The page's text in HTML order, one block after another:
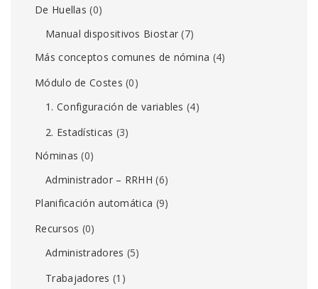
De Huellas (0)
Manual dispositivos Biostar (7)
Más conceptos comunes de nómina (4)
Módulo de Costes (0)
1. Configuración de variables (4)
2. Estadísticas (3)
Nóminas (0)
Administrador – RRHH (6)
Planificación automática (9)
Recursos (0)
Administradores (5)
Trabajadores (1)